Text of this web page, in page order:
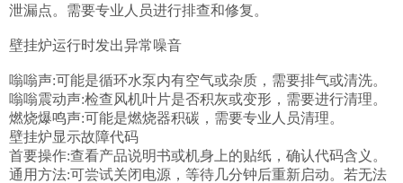
泄漏点。需要专业人员进行排查和修复。
壁挂炉运行时发出异常噪音
嗡嗡声:可能是循环水泵内有空气或杂质，需要排气或清洗。
嗡嗡震动声:检查风机叶片是否积灰或变形，需要进行清理。
燃烧爆鸣声:可能是燃烧器积碳，需要专业人员清理。
壁挂炉显示故障代码
首要操作:查看产品说明书或机身上的贴纸，确认代码含义。
通用方法:可尝试关闭电源，等待几分钟后重新启动。若无法